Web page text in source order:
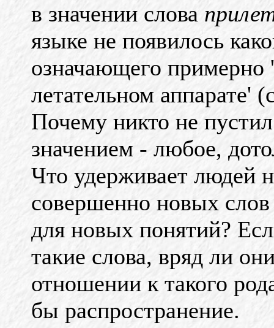
в значении слова
языке не появилось
означающего примерно
летательном аппарате'
Почему никто не
значением - любое,
Что удерживает людей
совершенно новых
для новых понятий?
такие слова, вряд ли
отношении к такого
бы распространение.